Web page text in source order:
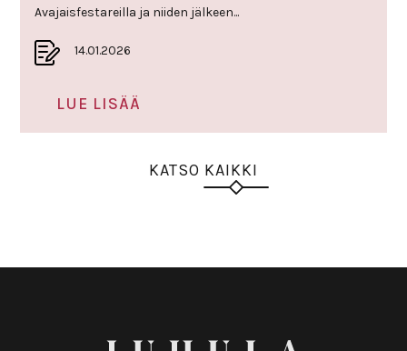
Avajaisfestareilla ja niiden jälkeen...
14.01.2026
LUE LISÄÄ
KATSO KAIKKI